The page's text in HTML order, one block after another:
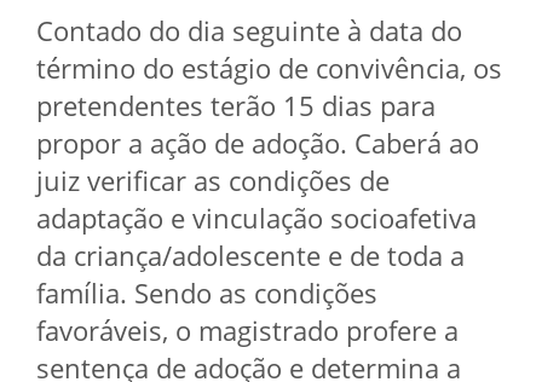
Contado do dia seguinte à data do
término do estágio de convivência, os
pretendentes terão 15 dias para
propor a ação de adoção. Caberá ao
juiz verificar as condições de
adaptação e vinculação socioafetiva
da criança/adolescente e de toda a
família. Sendo as condições
favoráveis, o magistrado profere a
sentença de adoção e determina a